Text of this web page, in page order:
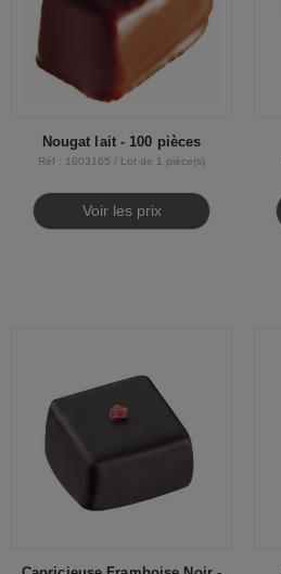
Nougat lait - 100 pièces
Réf : 1003165 / Lot de 1 pièce(s)
Voir les prix